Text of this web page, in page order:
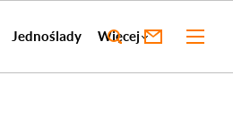
Jednoślady Więcej